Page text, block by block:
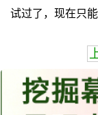
试过了，现在只能